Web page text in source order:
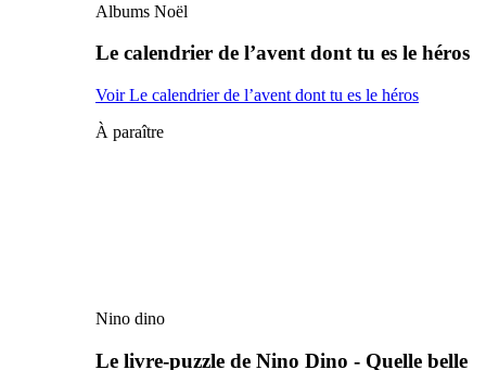
Albums Noël
Le calendrier de l’avent dont tu es le héros
Voir Le calendrier de l’avent dont tu es le héros
À paraître
Nino dino
Le livre-puzzle de Nino Dino - Quelle belle